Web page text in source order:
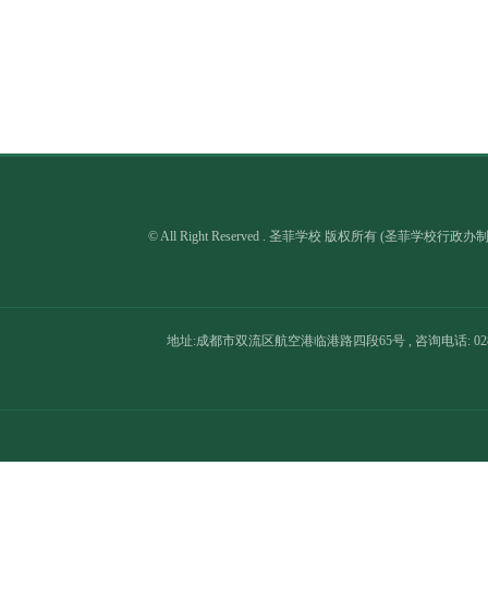
© All Right Reserved . 圣菲学校 版权所有 (圣菲学校行政办
地址:成都市双流区航空港临港路四段65号 , 咨询电话: